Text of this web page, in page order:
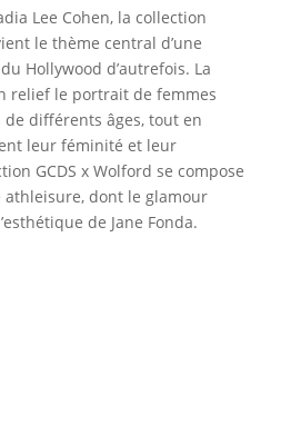
Lee Cohen, la collection
le thème central d’une
Hollywood d’autrefois. La
relief le portrait de femmes
différents âges, tout en
leur féminité et leur
GCDS x Wolford se compose
athleisure, dont le glamour
de Jane Fonda.